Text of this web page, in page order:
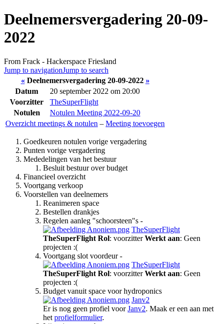
Deelnemersvergadering 20-09-
2022
From Frack - Hackerspace Friesland
Jump to navigationJump to search
«Deelnemersvergadering 20-09-2022 »
Datum
20 september 2022 om 20:00
Voorzitter
TheSuperFlight
Notulen
Notulen Meeting 2022-09-20
Overzicht meetings & notulen – Meeting toevoegen
Goedkeuren notulen vorige vergadering
Punten vorige vergadering
Mededelingen van het bestuur
Besluit bestuur over budget
Financieel overzicht
Voortgang verkoop
Voorstellen van deelnemers
Reanimeren space
Bestellen drankjes
Regelen aanleg "schoorsteen"s -
TheSuperFlight
TheSuperFlight Rol: voorzitterWerkt aan: Geen
projecten :(
Voortgang slot voordeur -
TheSuperFlight
TheSuperFlight Rol: voorzitterWerkt aan: Geen
projecten :(
Budget vanuit space voor hydroponics
Janv2
Er is nog geen profiel voorJanv2. Maak er een aan met
het profielformulier.